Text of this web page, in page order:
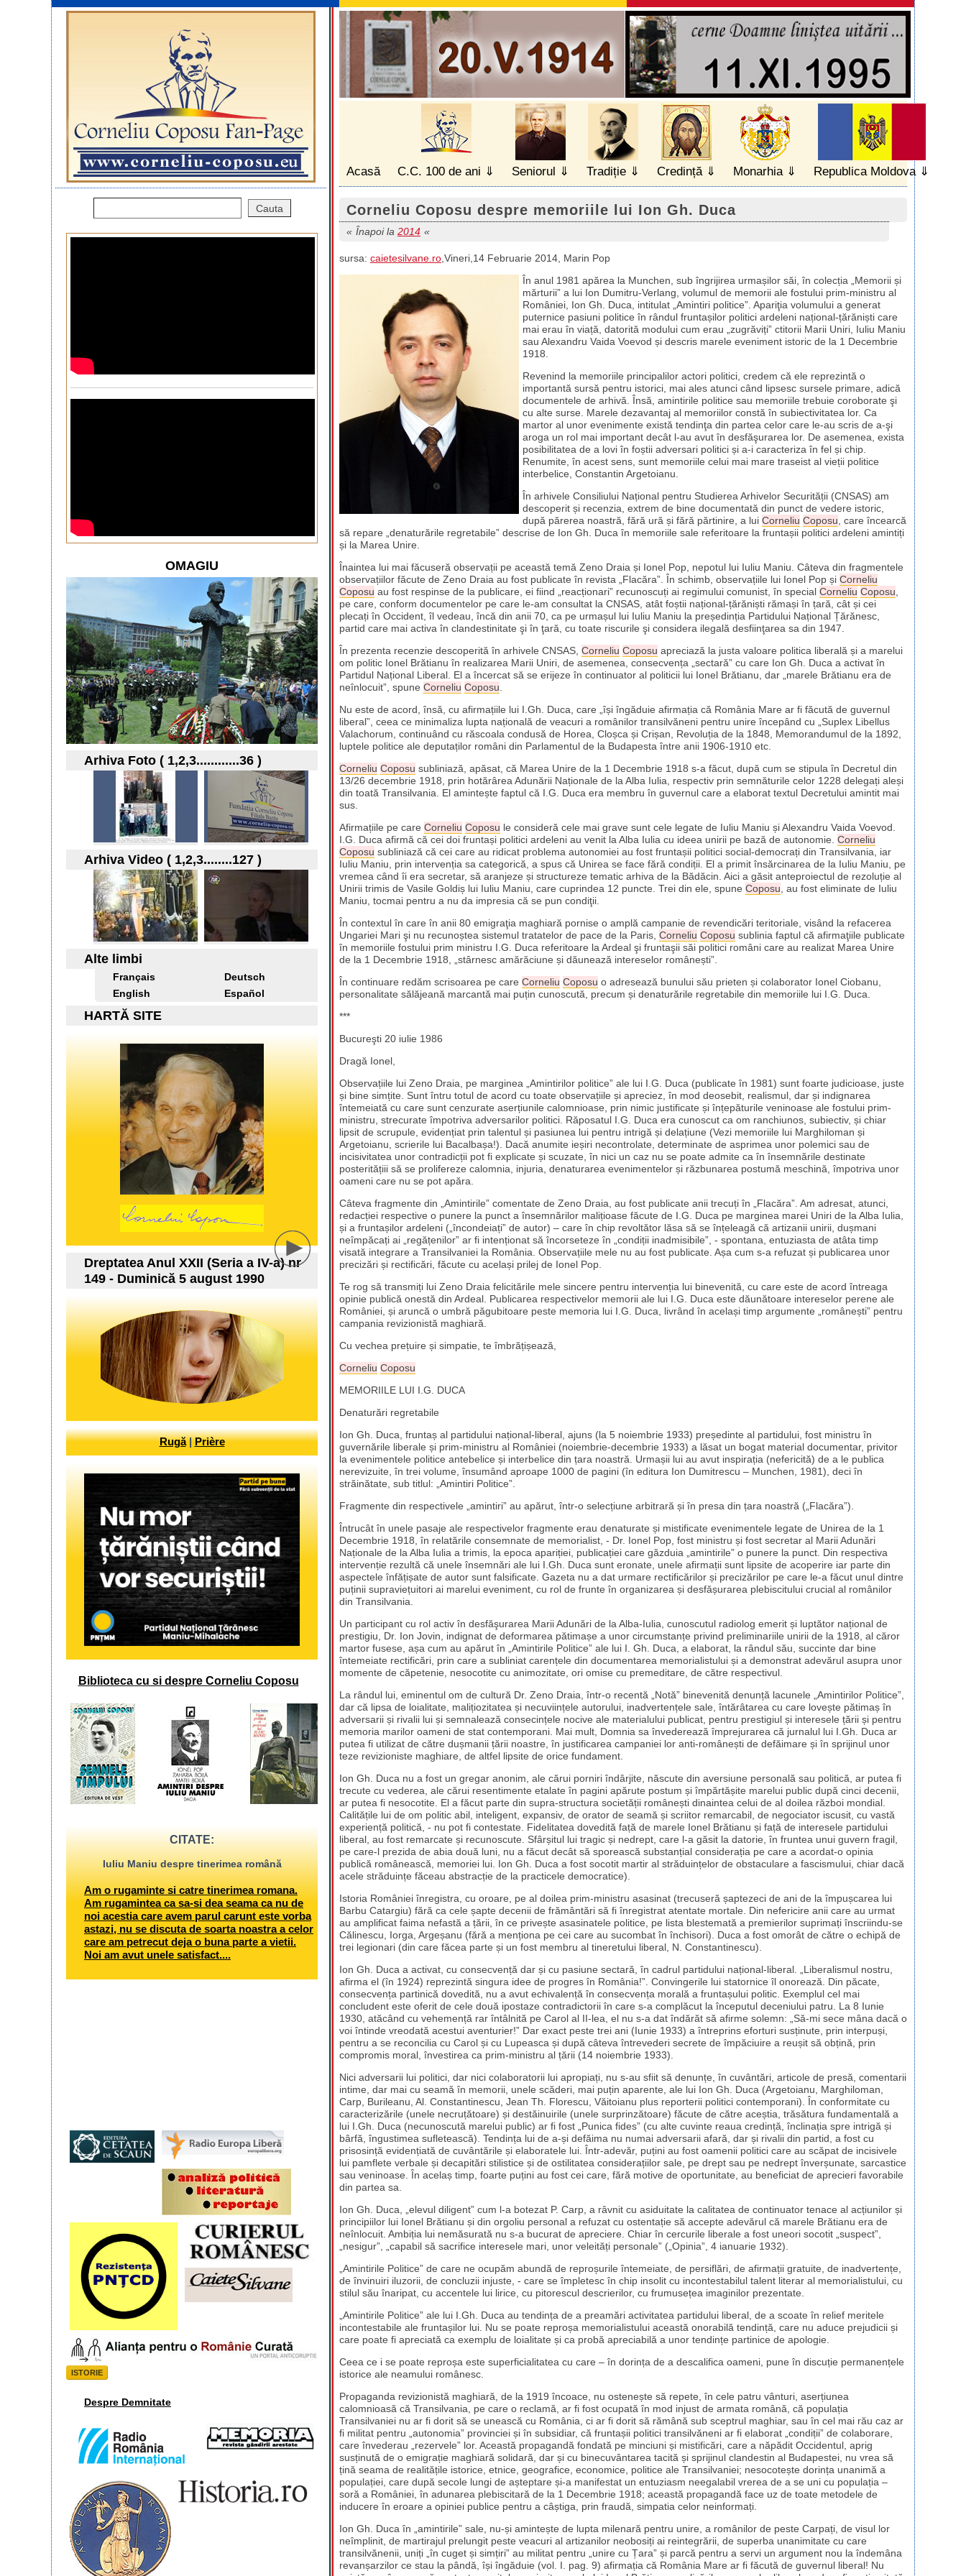
Acasă C.C. 100 de ani Seniorul Tradiție Credință Monarhia Republica Moldova
Corneliu Coposu despre memoriile lui Ion Gh. Duca
Înapoi la 2014
sursa: caietesilvane.ro ,Vineri,14 Februarie 2014, Marin Pop
În anul 1981 apărea la Munchen, sub îngrijirea urmașilor săi, în colecția „Memorii și
mărturii” a lui Ion Dumitru-Verlang, volumul de memorii ale fostului prim-ministru al
României, Ion Gh. Duca, intitulat „Amintiri politice”. Apariţia volumului a generat
puternice pasiuni politice în rândul fruntașilor politici ardeleni național-țărăniști care
mai erau în viață, datorită modului cum erau „zugrăviți” ctitorii Marii Uniri, Iuliu Maniu
sau Alexandru Vaida Voevod și descris marele eveniment istoric de la 1 Decembrie
1918.
Revenind la memoriile principalilor actori politici, credem că ele reprezintă o
importantă sursă pentru istorici, mai ales atunci când lipsesc sursele primare, adică
documentele de arhivă. Însă, amintirile politice sau memoriile trebuie coroborate şi
cu alte surse. Marele dezavantaj al memoriilor constă în subiectivitatea lor. Ca
martor al unor evenimente există tendinţa din partea celor care le-au scris de a-şi
aroga un rol mai important decât l-au avut în desfăşurarea lor. De asemenea, exista
posibilitatea de a lovi în foștii adversari politici și a-i caracteriza în fel și chip.
Renumite, în acest sens, sunt memoriile celui mai mare traseist al vieții politice
interbelice, Constantin Argetoianu.
În arhivele Consiliului Național pentru Studierea Arhivelor Securității (CNSAS) am
descoperit și recenzia, extrem de bine documentată din punct de vedere istoric,
după părerea noastră, fără ură și fără părtinire, a lui Corneliu Coposu , care încearcă
să repare „denaturările regretabile” descrise de Ion Gh. Duca în memoriile sale referitoare la fruntașii politici ardeleni amintiți
și la Marea Unire.
Înaintea lui mai făcuseră observații pe această temă Zeno Draia și Ionel Pop, nepotul lui Iuliu Maniu. Câteva din fragmentele
observațiilor făcute de Zeno Draia au fost publicate în revista „Flacăra”. În schimb, observațiile lui Ionel Pop și Corneliu
Coposu au fost respinse de la publicare, ei fiind „reacționari” recunoscuți ai regimului comunist, în special Corneliu Coposu
pe care, conform documentelor pe care le-am consultat la CNSAS, atât foștii național-țărăniști rămași în țară, cât și cei
plecați în Occident, îl vedeau, încă din anii 70, ca pe urmașul lui Iuliu Maniu la președinția Partidului Național Țărănesc,
partid care mai activa în clandestinitate şi în ţară, cu toate riscurile şi considera ilegală desfiinţarea sa din 1947.
În prezenta recenzie descoperită în arhivele CNSAS, Corneliu Coposu apreciază la justa valoare politica liberală și a marelui
om politic Ionel Brătianu în realizarea Marii Uniri, de asemenea, consecvența „sectară” cu care Ion Gh. Duca a activat în
Partidul Național Liberal. El a încercat să se erijeze în continuator al politicii lui Ionel Brătianu, dar „marele Brătianu era de
neînlocuit”, spune Corneliu Coposu
Nu este de acord, însă, cu afirmațiile lui I.Gh. Duca, care „își îngăduie afirmația că România Mare ar fi făcută de guvernul
liberal”, ceea ce minimaliza lupta națională de veacuri a românilor transilvăneni pentru unire începând cu „Suplex Libellus
Valachorum, continuând cu răscoala condusă de Horea, Cloșca și Crișan, Revoluția de la 1848, Memorandumul de la 1892,
luptele politice ale deputaților români din Parlamentul de la Budapesta între anii 1906-1910 etc.
Corneliu Coposu subliniază, apăsat, că Marea Unire de la 1 Decembrie 1918 s-a făcut, după cum se stipula în Decretul din
13/26 decembrie 1918, prin hotărârea Adunării Naționale de la Alba Iulia, respectiv prin semnăturile celor 1228 delegați aleși
din toată Transilvania. El amintește faptul că I.G. Duca era membru în guvernul care a elaborat textul Decretului amintit mai
sus.
Afirmațiile pe care Corneliu Coposu le consideră cele mai grave sunt cele legate de Iuliu Maniu și Alexandru Vaida Voevod.
I.G. Duca afirmă că cei doi fruntași politici ardeleni au venit la Alba Iulia cu ideea unirii pe bază de autonomie. Corneliu
Coposu subliniază că cei care au ridicat problema autonomiei au fost fruntașii politici social-democrați din Transilvania, iar
Iuliu Maniu, prin intervenția sa categorică, a spus că Unirea se face fără condiții. El a primit însărcinarea de la Iuliu Maniu, pe
vremea când îi era secretar, să aranjeze și structureze tematic arhiva de la Bădăcin. Aici a găsit anteproiectul de rezoluție al
Unirii trimis de Vasile Goldiș lui Iuliu Maniu, care cuprindea 12 puncte. Trei din ele, spune Coposu , au fost eliminate de Iuliu
Maniu, tocmai pentru a nu da impresia că se pun condiţii.
În contextul în care în anii 80 emigraţia maghiară pornise o amplă campanie de revendicări teritoriale, visând la refacerea
Ungariei Mari şi nu recunoștea sistemul tratatelor de pace de la Paris, Corneliu Coposu sublinia faptul că afirmaţiile publicate
în memoriile fostului prim ministru I.G. Duca referitoare la Ardeal şi fruntaşii săi politici români care au realizat Marea Unire
de la 1 Decembrie 1918, „stârnesc amărăciune și dăunează intereselor românești”.
În continuare redăm scrisoarea pe care Corneliu Coposu o adresează bunului său prieten și colaborator Ionel Ciobanu,
personalitate sălăjeană marcantă mai puțin cunoscută, precum și denaturările regretabile din memoriile lui I.G. Duca.
***
Bucureşti 20 iulie 1986
Dragă Ionel,
Observațiile lui Zeno Draia, pe marginea „Amintirilor politice” ale lui I.G. Duca (publicate în 1981) sunt foarte judicioase, juste
și bine simțite. Sunt întru totul de acord cu toate observațiile și apreciez, în mod deosebit, realismul, dar și indignarea
întemeiată cu care sunt cenzurate aserțiunile calomnioase, prin nimic justificate și înțepăturile veninoase ale fostului prim-
ministru, strecurate împotriva adversarilor politici. Răposatul I.G. Duca era cunoscut ca om ranchiunos, subiectiv, și chiar
lipsit de scrupule, evidențiat prin talentul și pasiunea lui pentru intrigă și delațiune (Vezi memoriile lui Marghiloman și
Argetoianu, scrierile lui Bacalbașa!). Dacă anumite ieșiri necontrolate, determinate de asprimea unor polemici sau de
incisivitatea unor contradicții pot fi explicate și scuzate, în nici un caz nu se poate admite ca în însemnările destinate
posteritățiii să se prolifereze calomnia, injuria, denaturarea evenimentelor și răzbunarea postumă meschină, împotriva unor
oameni care nu se pot apăra.
Câteva fragmente din „Amintirile” comentate de Zeno Draia, au fost publicate anii trecuți în „Flacăra”. Am adresat, atunci,
redacției respective o punere la punct a însemnărilor malițioase făcute de I.G. Duca pe marginea marei Uniri de la Alba Iulia,
și a fruntașilor ardeleni („încondeiați” de autor) – care în chip revoltător lăsa să se înțeleagă că artizanii unirii, dușmani
neîmpăcați ai „regățenilor” ar fi intenționat să încorseteze în „condiții inadmisibile”, - spontana, entuziasta de atâta timp
visată integrare a Transilvaniei la România. Observațiile mele nu au fost publicate. Așa cum s-a refuzat și publicarea unor
precizări și rectificări, făcute cu același prilej de Ionel Pop.
Te rog să transmiți lui Zeno Draia felicitările mele sincere pentru intervenția lui binevenită, cu care este de acord întreaga
opinie publică onestă din Ardeal. Publicarea respectivelor memorii ale lui I.G. Duca este dăunătoare intereselor perene ale
României, și aruncă o umbră păgubitoare peste memoria lui I.G. Duca, livrând în același timp argumente „românești” pentru
campania revizionistă maghiară.
Cu vechea prețuire și simpatie, te îmbrățișează,
Corneliu Coposu
MEMORIILE LUI I.G. DUCA
Denaturări regretabile
Ion Gh. Duca, fruntaș al partidului național-liberal, ajuns (la 5 noiembrie 1933) președinte al partidului, fost ministru în
guvernările liberale și prim-ministru al României (noiembrie-decembrie 1933) a lăsat un bogat material documentar, privitor
la evenimentele politice antebelice și interbelice din țara noastră. Urmașii lui au avut inspirația (nefericită) de a le publica
nerevizuite, în trei volume, însumând aproape 1000 de pagini (în editura Ion Dumitrescu – Munchen, 1981), deci în
străinătate, sub titlul: „Amintiri Politice”.
Fragmente din respectivele „amintiri” au apărut, într-o selecțiune arbitrară și în presa din țara noastră („Flacăra”).
Întrucât în unele pasaje ale respectivelor fragmente erau denaturate și mistificate evenimentele legate de Unirea de la 1
Decembrie 1918, în relatările consemnate de memorialist, - Dr. Ionel Pop, fost ministru și fost secretar al Marii Adunări
Naționale de la Alba Iulia a trimis, la epoca apariției, publicației care găzduia „amintirile” o punere la punct. Din respectiva
intervenție rezultă că unele însemnări ale lui I.Gh. Duca sunt eronate, unele afirmații sunt lipsite de acoperire iar parte din
aspectele înfățișate de autor sunt falsificate. Gazeta nu a dat urmare rectificărilor și precizărilor pe care le-a făcut unul dintre
puținii supraviețuitori ai marelui eveniment, cu rol de frunte în organizarea și desfășurarea plebiscitului crucial al românilor
din Transilvania.
Un participant cu rol activ în desfăşurarea Marii Adunări de la Alba-Iulia, cunoscutul radiolog emerit și luptător național de
prestigiu, Dr. Ion Jovin, indignat de deformarea pătimașe a unor circumstanțe privind preliminariile unirii de la 1918, al căror
martor fusese, așa cum au apărut în „Amintirile Politice” ale lui I. Gh. Duca, a elaborat, la rândul său, succinte dar bine
întemeiate rectificări, prin care a subliniat carențele din documentarea memorialistului și a demonstrat adevărul asupra unor
momente de căpetenie, nesocotite cu animozitate, ori omise cu premeditare, de către respectivul.
La rândul lui, eminentul om de cultură Dr. Zeno Draia, într-o recentă „Notă” binevenită denunță lacunele „Amintirilor Politice”,
dar că lipsa de loialitate, malițiozitatea și necuviințele autorului, inadvertențele sale, întărâtarea cu care lovește pătimaș în
adversarii și rivalii lui și semnalează consecințele nocive ale materialului publicat, pentru prestigiul și interesele țării și pentru
memoria marilor oameni de stat contemporani. Mai mult, Domnia sa învederează împrejurarea că jurnalul lui I.Gh. Duca ar
putea fi utilizat de către dușmanii țării noastre, în justificarea campaniei lor anti-românești de defăimare și în sprijinul unor
teze revizioniste maghiare, de altfel lipsite de orice fundament.
Ion Gh. Duca nu a fost un gregar anonim, ale cărui porniri îndârjite, născute din aversiune personală sau politică, ar putea fi
trecute cu vederea, ale cărui resentimente etalate în pagini apărute postum și împărtășite marelui public după cinci decenii,
ar putea fi nesocotite. El a făcut parte din supra-structura societății românești dinaintea celui de al doilea război mondial.
Calitățile lui de om politic abil, inteligent, expansiv, de orator de seamă și scriitor remarcabil, de negociator iscusit, cu vastă
experiență politică, - nu pot fi contestate. Fidelitatea dovedită față de marele Ionel Brătianu și față de interesele partidului
liberal, au fost remarcate și recunoscute. Sfârșitul lui tragic și nedrept, care l-a găsit la datorie, în fruntea unui guvern fragil,
pe care-l prezida de abia două luni, nu a făcut decât să sporească substanțial considerația pe care a acordat-o opinia
publică românească, memoriei lui. Ion Gh. Duca a fost socotit martir al străduințelor de obstaculare a fascismului, chiar dacă
acele străduințe făceau abstracție de la practicele democratice).
Istoria României înregistra, cu oroare, pe al doilea prim-ministru asasinat (trecuseră șaptezeci de ani de la împușcarea lui
Barbu Catargiu) fără ca cele șapte decenii de frământări să fi înregistrat atentate mortale. Din nefericire anii care au urmat
au amplificat faima nefastă a țării, în ce privește asasinatele politice, pe lista blestemată a premierilor suprimați înscriindu-se
Călinescu, Iorga, Argeșanu (fără a menționa pe cei care au sucombat în închisori). Duca a fost omorât de către o echipă de
trei legionari (din care făcea parte și un fost membru al tineretului liberal, N. Constantinescu).
Ion Gh. Duca a activat, cu consecvență dar și cu pasiune sectară, în cadrul partidului național-liberal. „Liberalismul nostru,
afirma el (în 1924) reprezintă singura idee de progres în România!”. Convingerile lui statornice îl onorează. Din păcate,
consecvența partinică dovedită, nu a avut echivalență în consecvența morală a fruntașului politic. Exemplul cel mai
concludent este oferit de cele două ipostaze contradictorii în care s-a complăcut la începutul deceniului patru. La 8 Iunie
1930, atăcând cu vehemență rar întâlnită pe Carol al II-lea, el nu s-a dat îndărăt să afirme solemn: „Să-mi sece mâna dacă o
voi întinde vreodată acestui aventurier!” Dar exact peste trei ani (Iunie 1933) a întreprins eforturi susținute, prin interpuși,
pentru a se reconcilia cu Carol și cu Lupeasca și după câteva întrevederi secrete de împăciuire a reușit să obțină, prin
compromis moral, învestirea ca prim-ministru al țării (14 noiembrie 1933).
Nici adversarii lui politici, dar nici colaboratorii lui apropiați, nu s-au sfiit să denunțe, în cuvântări, articole de presă, comentarii
intime, dar mai cu seamă în memorii, unele scăderi, mai puțin aparente, ale lui Ion Gh. Duca (Argetoianu, Marghiloman,
Carp, Burileanu, Al. Constantinescu, Jean Th. Florescu, Văitoianu plus reporterii politici contemporani). În conformitate cu
caracterizările (unele necruțătoare) și destăinuirile (unele surprinzătoare) făcute de către aceștia, trăsătura fundamentală a
lui I.Gh. Duca (necunoscută marelui public) ar fi fost „Punica fides” (cu alte cuvinte reaua credință, înclinația spre intrigă și
bârfă, îngustimea sufletească). Tendința lui de a-și defăima nu numai adversarii afară, dar și rivalii din partid, a fost cu
prisosință evidențiată de cuvântările și elaboratele lui. Într-adevăr, puțini au fost oamenii politici care au scăpat de incisivele
lui pamflete verbale și decapitări stilistice și de ostilitatea considerațiilor sale, pe drept sau pe nedrept înverșunate, sarcastice
sau veninoase. În acelaș timp, foarte puțini au fost cei care, fără motive de oportunitate, au beneficiat de aprecieri favorabile
din partea sa.
Ion Gh. Duca, „elevul diligent” cum l-a botezat P. Carp, a râvnit cu asiduitate la calitatea de continuator tenace al acțiunilor și
principiilor lui Ionel Brătianu și din orgoliu personal a refuzat cu ostentație să accepte adevărul că marele Brătianu era de
neînlocuit. Ambiția lui nemăsurată nu s-a bucurat de apreciere. Chiar în cercurile liberale a fost uneori socotit „suspect”,
„nesigur”, „capabil să sacrifice interesele mari, unor veleități personale” („Opinia”, 4 ianuarie 1932).
„Amintirile Politice” de care ne ocupăm abundă de reproșurile întemeiate, de persiflări, de afirmații gratuite, de inadvertențe,
de învinuiri iluzorii, de concluzii injuste, - care se împletesc în chip insolit cu incontestabilul talent literar al memorialistului, cu
stilul său înaripat, cu accentele lui lirice, cu pitorescul descrierilor, cu frumusețea imaginilor prezentate.
„Amintirile Politice” ale lui I.Gh. Duca au tendința de a preamări activitatea partidului liberal, de a scoate în relief meritele
incontestabile ale fruntașilor lui. Nu se poate reproșa memorialistului această onorabilă tendință, care nu aduce prejudicii și
care poate fi apreciată ca exemplu de loialitate și ca probă apreciabilă a unor tendințe partinice de apologie.
Ceea ce i se poate reproșa este superficialitatea cu care – în dorința de a descalifica oameni, pune în discuție permanențele
istorice ale neamului românesc.
Propaganda revizionistă maghiară, de la 1919 încoace, nu ostenește să repete, în cele patru vânturi, aserțiunea
calomnioasă că Transilvania, pe care o reclamă, ar fi fost ocupată în mod injust de armata română, că populația
Transilvaniei nu ar fi dorit să se unească cu România, ci ar fi dorit să rămână sub sceptrul maghiar, sau în cel mai rău caz ar
fi militat pentru „autonomia” provinciei și în subsidiar, că fruntașii politici transilvăneni ar fi elaborat „condiții” de colaborare,
care învederau „rezervele” lor. Această propagandă fondată pe minciuni și mistificări, care a năpădit Occidentul, aprig
susținută de o emigrație maghiară solidară, dar și cu binecuvântarea tacită și sprijinul clandestin al Budapestei, nu vrea să
țină seama de realitățile istorice, etnice, geografice, economice, politice ale Transilvaniei; nesocotește dorința unanimă a
populației, care după secole lungi de așteptare și-a manifestat un entuziasm neegalabil vrerea de a se uni cu populația –
soră a României, în adunarea plebiscitară de la 1 Decembrie 1918; această propagandă face uz de toate metodele de
inducere în eroare a opiniei publice pentru a câștiga, prin fraudă, simpatia celor neinformați.
Ion Gh. Duca în „amintirile” sale, nu-și amintește de lupta milenară pentru unire, a românilor de peste Carpați, de visul lor
neîmplinit, de martirajul prelungit peste veacuri al artizanilor neobosiți ai reintegrării, de superba unanimitate cu care
transilvănenii, uniți „în cuget și simțiri” au militat pentru „unire cu Țara” și parcă pentru a servi un argument nou la îndemâna
revanșarzilor ce stau la pândă, își îngăduie (vol. I. pag. 9) afirmația că România Mare ar fi făcută de guvernul liberal! Nu
OMAGIU
Arhiva Foto ( 1,2,3............36 )
Arhiva Video ( 1,2,3........127 )
Alte limbi
Français
Deutsch
English
Español
HARTĂ SITE
Dreptatea Anul XXII (Seria a IV-a) nr
149 - Duminică 5 august 1990
Rugă|Prière
Biblioteca cu si despre Corneliu Coposu
CITATE:
Iuliu Maniu despre tinerimea română
Am o rugaminte si catre tinerimea romana.
Am rugamintea ca sa-si dea seama ca nu de
noi acestia care avem parul carunt este vorba
astazi, nu se discuta de soarta noastra a celor
care am petrecut deja o buna parte a vietii.
Noi am avut unele satisfact....
ISTORIE
Despre Demnitate